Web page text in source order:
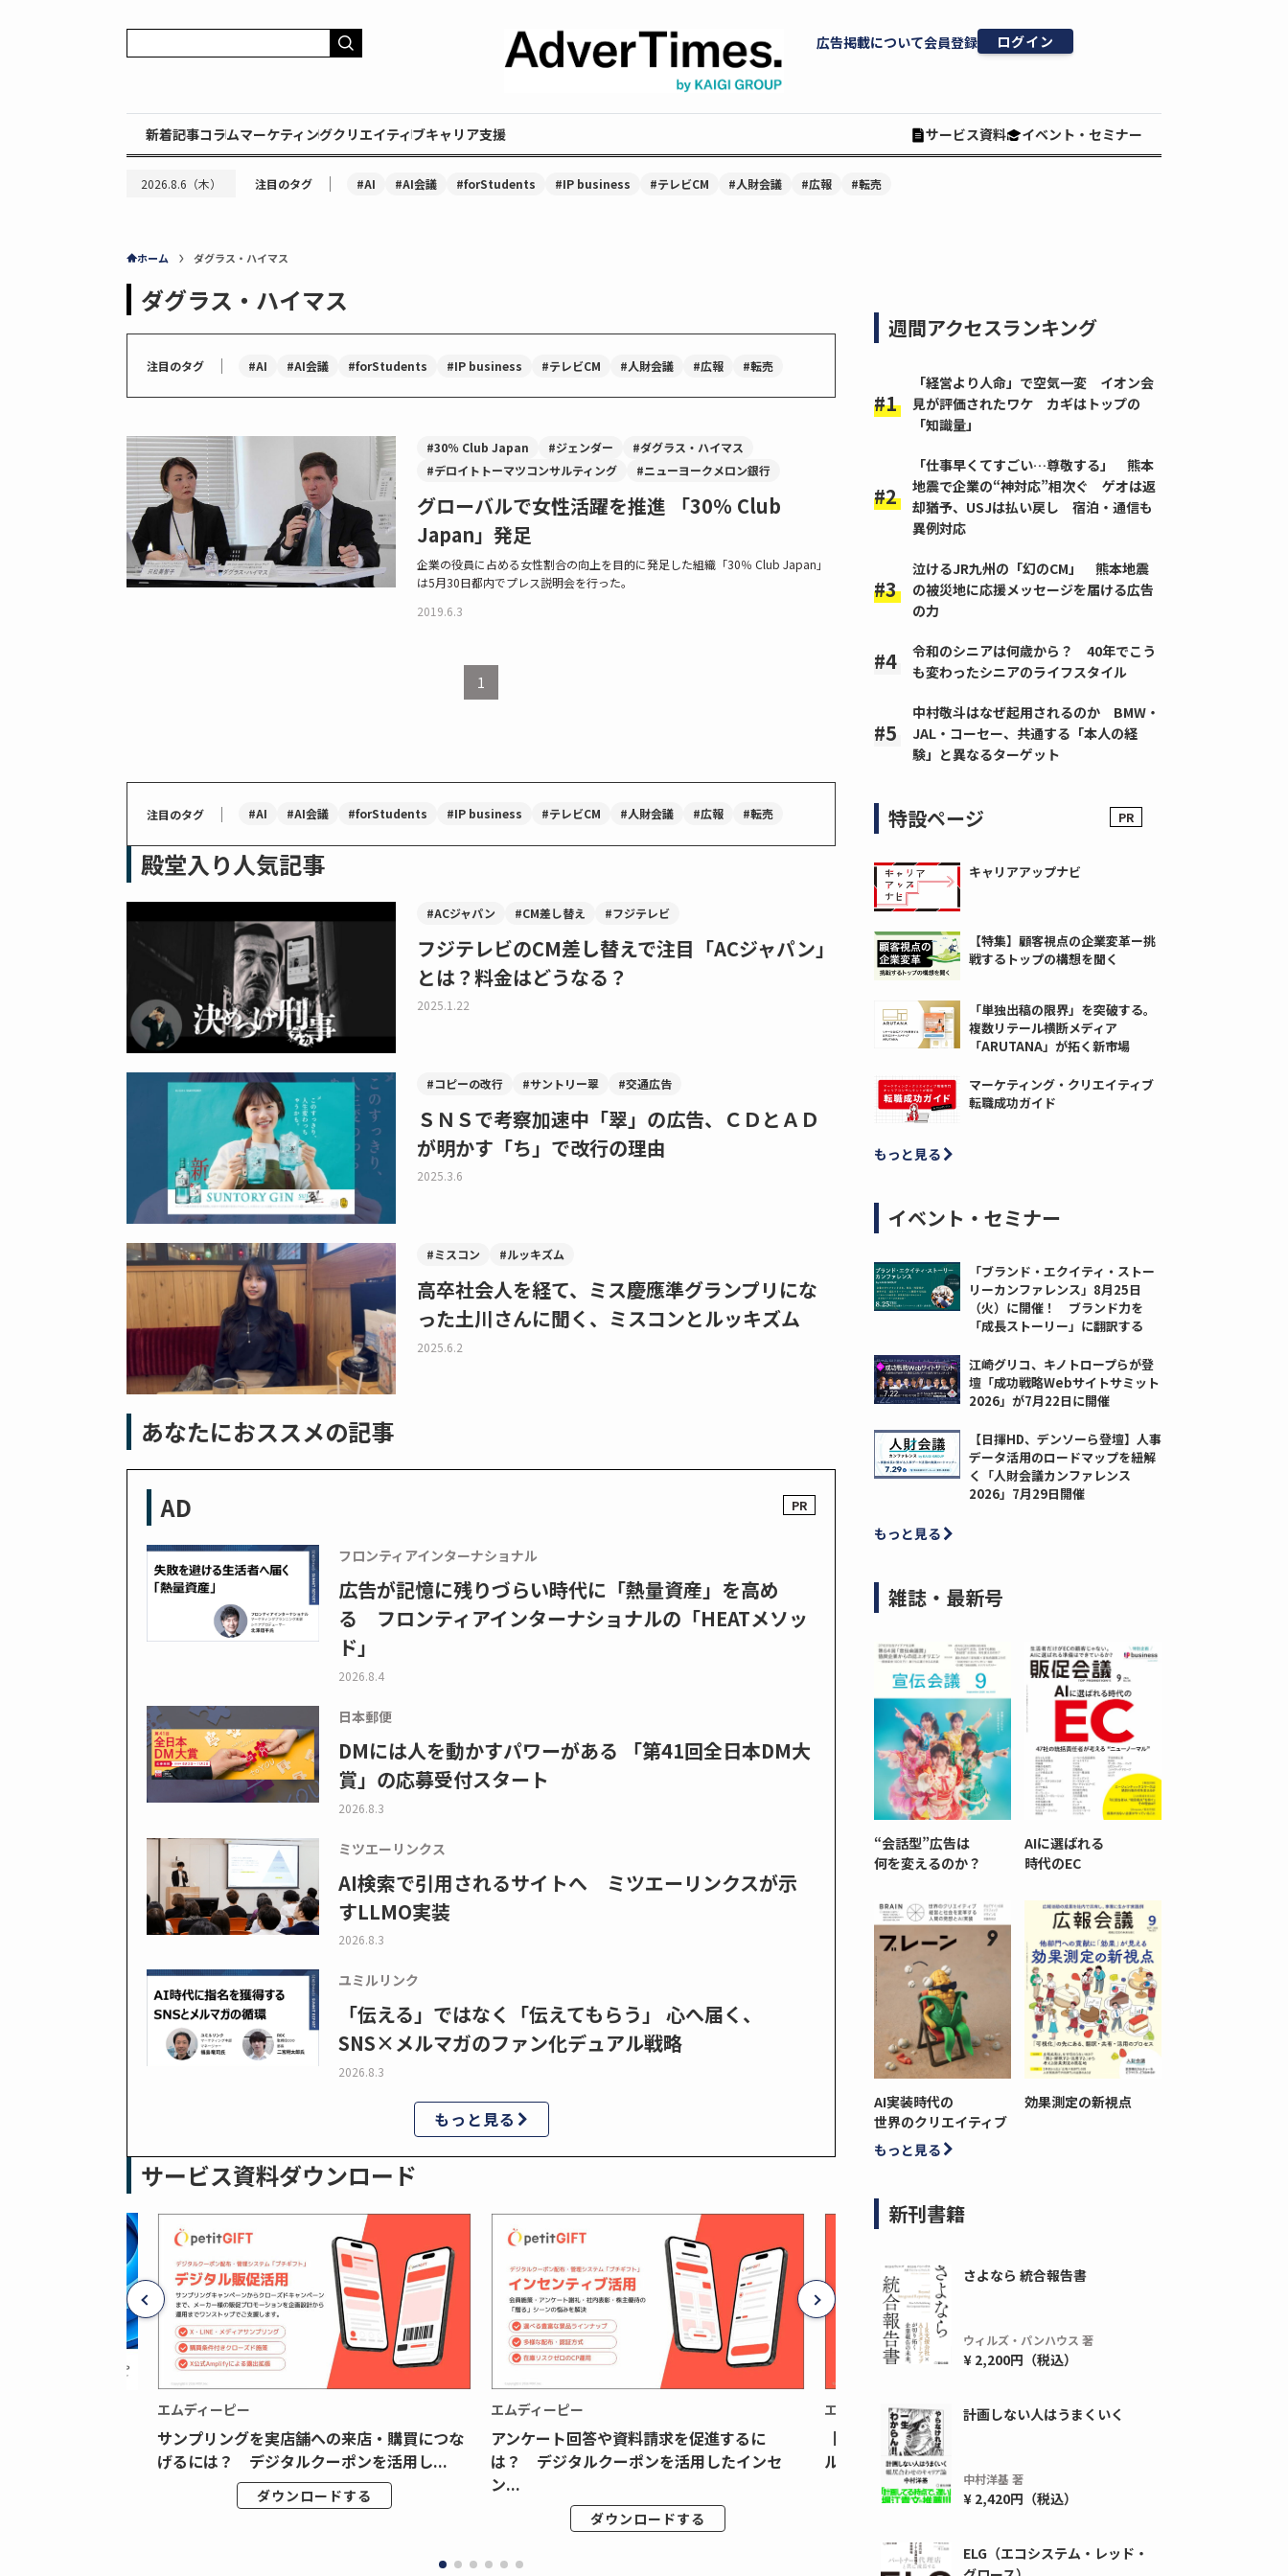
広告掲載について会員登録 ログイン
新着記事コラムマーケティングクリエイティブキャリア支援 サービス資料 イベント・セミナー
2026.8.6（木） 注目のタグ ｜ #AI #AI会議 #forStudents #IP business #テレビCM #人財会議 #広報 #転売
ホーム ダグラス・ハイマス
ダグラス・ハイマス
注目のタグ ｜ #AI #AI会議 #forStudents #IP business #テレビCM #人財会議 #広報 #転売
#30％ Club Japan #ジェンダー
#ダグラス・ハイマス
#デロイトトーマツコンサルティング
#ニューヨークメロン銀行
グローバルで女性活躍を推進 「30％ Club
Japan」発足
企業の役員に占める女性割合の向上を目的に発足した組織「30％ Club Japan」
は5月30日都内でプレス説明会を行った。
2019.6.3
1
注目のタグ ｜ #AI #AI会議 #forStudents #IP business #テレビCM #人財会議 #広報 #転売
殿堂入り人気記事
#ACジャパン #CM差し替え #フジテレビ
フジテレビのCM差し替えで注目「ACジャパン」
とは？料金はどうなる？
2025.1.22
#コピーの改行 #サントリー翠 #交通広告
ＳＮＳで考察加速中「翠」の広告、ＣＤとＡＤ
が明かす「ち」で改行の理由
2025.3.6
#ミスコン #ルッキズム
高卒社会人を経て、ミス慶應準グランプリにな
った土川さんに聞く、ミスコンとルッキズム
2025.6.2
あなたにおススメの記事
AD
フロンティアインターナショナル
広告が記憶に残りづらい時代に「熱量資産」を高め
る フロンティアインターナショナルの「HEATメソッ
ド」
2026.8.4
日本郵便
DMには人を動かすパワーがある 「第41回全日本DM大
賞」の応募受付スタート
2026.8.3
ミツエーリンクス
AI検索で引用されるサイトへ ミツエーリンクスが示
すLLMO実装
2026.8.3
ユミルリンク
「伝える」ではなく「伝えてもらう」 心へ届く、
SNS×メルマガのファン化デュアル戦略
2026.8.3
もっと見る
サービス資料ダウンロード
エムディーピー
サンプリングを実店舗への来店・購買につな
げるには？ デジタルクーポンを活用し...
ダウンロードする
エムディーピー
アンケート回答や資料請求を促進するに
は？ デジタルクーポンを活用したインセ
ン...
ダウンロードする
エムディーピー
【月間1,000万本以上の配布実績！】デジタ
ルクーポンを活用した販促キャンペーンを...
ダウンロードする
週間アクセスランキング
「経営より人命」で空気一変 イオン会
見が評価されたワケ カギはトップの
「知識量」
「仕事早くてすごい…尊敬する」 熊本
地震で企業の“神対応”相次ぐ ゲオは返
却猶予、USJは払い戻し 宿泊・通信も
異例対応
泣けるJR九州の「幻のCM」 熊本地震
の被災地に応援メッセージを届ける広告
の力
令和のシニアは何歳から？ 40年でこう
も変わったシニアのライフスタイル
中村敬斗はなぜ起用されるのか BMW・
JAL・コーセー、共通する「本人の経
験」と異なるターゲット
特設ページ
キャリアアップナビ
【特集】顧客視点の企業変革ー挑
戦するトップの構想を聞く
「単独出稿の限界」を突破する。
複数リテール横断メディア
「ARUTANA」が拓く新市場
マーケティング・クリエイティブ
転職成功ガイド
もっと見る
イベント・セミナー
「ブランド・エクイティ・ストー
リーカンファレンス」8月25日
（火）に開催！ ブランド力を
「成長ストーリー」に翻訳する
江崎グリコ、キノトロープらが登
壇「成功戦略Webサイトサミット
2026」が7月22日に開催
【日揮HD、デンソーら登壇】人事
データ活用のロードマップを紐解
く「人財会議カンファレンス
2026」7月29日開催
もっと見る
雑誌・最新号
“会話型”広告は
何を変えるのか？
AIに選ばれる
時代のEC
AI実装時代の
世界のクリエイティブ
効果測定の新視点
もっと見る
新刊書籍
さよなら 統合報告書
ウィルズ・パンハウス 著
¥ 2,200円（税込）
計画しない人はうまくいく
中村洋基 著
¥ 2,420円（税込）
ELG（エコシステム・レッド・